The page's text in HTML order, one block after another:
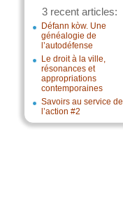
3 recent articles:
Défann kòw. Une
généalogie de
l’autodéfense
Le droit à la ville,
résonances et
appropriations
contemporaines
Savoirs au service de
l’action #2